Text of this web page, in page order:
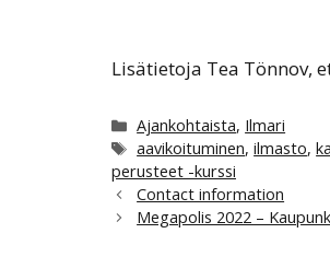
Lisätietoja Tea Tönnov,
Kategoriat
Ajankohtaista, Ilmari
Avainsanat
aavikoituminen,ilmasto,
perusteet -kurssi
Contact information
Megapolis 2022 –